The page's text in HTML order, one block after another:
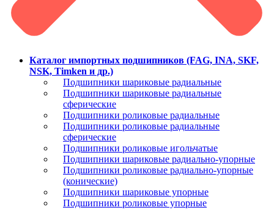
Каталог импортных подшипников (FAG, INA, SKF,
NSK, Timken и др.)
Подшипники шариковые радиальные
Подшипники шариковые радиальные
сферические
Подшипники роликовые радиальные
Подшипники роликовые радиальные
сферические
Подшипники роликовые игольчатые
Подшипники шариковые радиально-упорные
Подшипники роликовые радиально-упорные
(конические)
Подшипники шариковые упорные
Подшипники роликовые упорные